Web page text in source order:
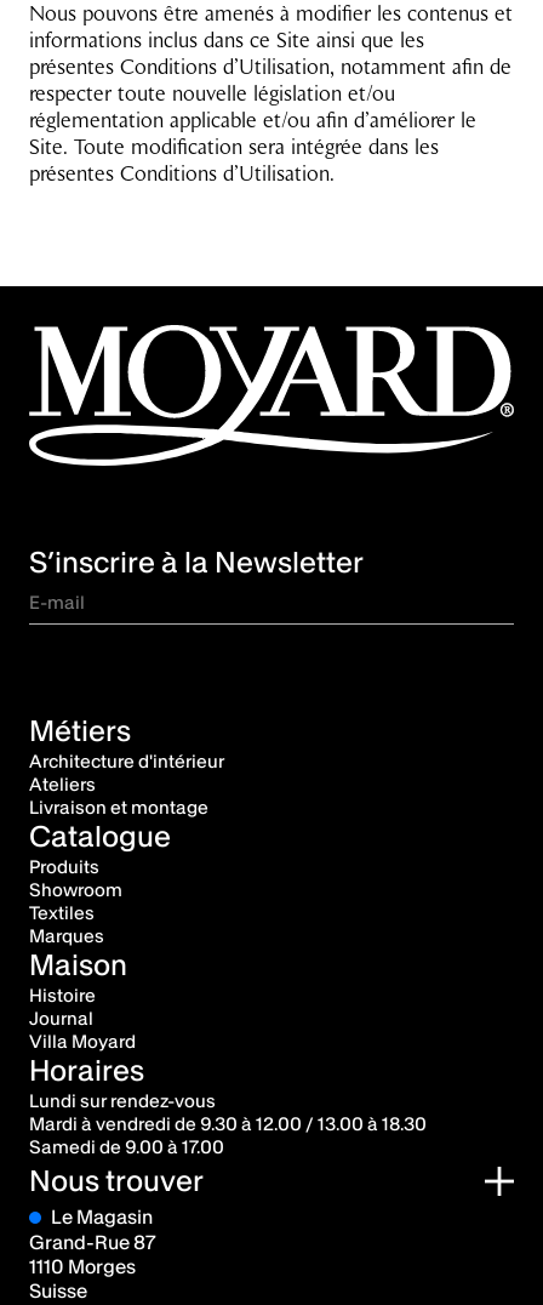
Nous pouvons être amenés à modifier les contenus et
informations inclus dans ce Site ainsi que les
présentes Conditions d’Utilisation, notamment afin de
respecter toute nouvelle législation et/ou
réglementation applicable et/ou afin d’améliorer le
Site. Toute modification sera intégrée dans les
présentes Conditions d’Utilisation.
Métiers
Architecture d'intérieur
Ateliers
Livraison et montage
Catalogue
Produits
Showroom
Textiles
Marques
Maison
Histoire
Journal
Villa Moyard
Horaires
Lundi sur rendez-vous
Mardi à vendredi de 9.30 à 12.00 / 13.00 à 18.30
Samedi de 9.00 à 17.00
Nous trouver
Le Magasin
Grand-Rue 87
1110 Morges
Suisse
S’inscrire à la Newsletter